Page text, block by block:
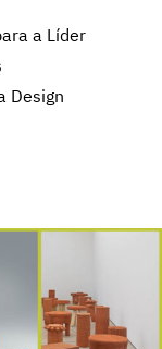
a Líder
Design